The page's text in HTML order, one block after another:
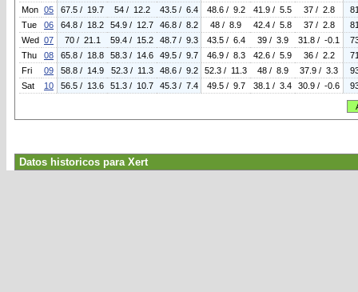
Mon 05 67.5 / 19.7 54 / 12.2 43.5 / 6.4 48.6 / 9.2 41.9 / 5.5 37 / 2.8
Tue
06 64.8 / 18.2 54.9 / 12.7 46.8 / 8.2 48 / 8.9 42.4 / 5.8 37 / 2.8
Wed 07 70 / 21.1 59.4 / 15.2 48.7 / 9.3 43.5 / 6.4 39 / 3.9 31.8 / -0.1
Thu
08 65.8 / 18.8 58.3 / 14.6 49.5 / 9.7 46.9 / 8.3 42.6 / 5.9 36 / 2.2
Fri
09 58.8 / 14.9 52.3 / 11.3 48.6 / 9.2 52.3 / 11.3 48 / 8.9 37.9 / 3.3
Sat
10 56.5 / 13.6 51.3 / 10.7 45.3 / 7.4 49.5 / 9.7 38.1 / 3.4 30.9 / -0.6
Datos historicos para Xert